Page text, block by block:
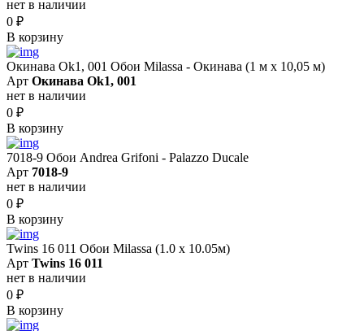
нет в наличии
0 ₽
В корзину
Окинава Ok1, 001 Обои Milassa - Окинава (1 м х 10,05 м)
Арт Окинава Ok1, 001
нет в наличии
0 ₽
В корзину
7018-9 Обои Andrea Grifoni - Palazzo Ducale
Арт 7018-9
нет в наличии
0 ₽
В корзину
Twins 16 011 Обои Milassa (1.0 х 10.05м)
Арт Twins 16 011
нет в наличии
0 ₽
В корзину